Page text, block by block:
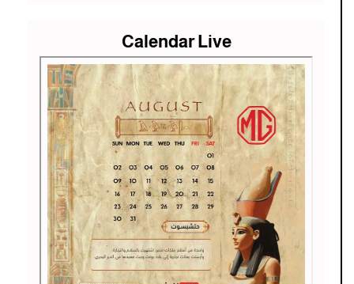
Calendar Live